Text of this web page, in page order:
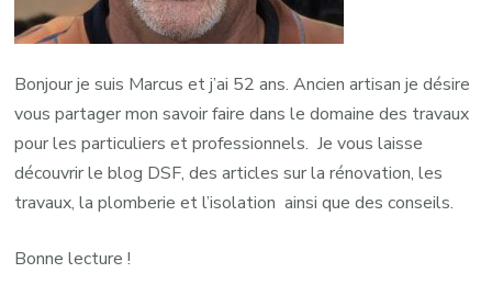
Bonjour je suis Marcus et j’ai 52 ans. Ancien artisan je désire
vous partager mon savoir faire dans le domaine des travaux
pour les particuliers et professionnels. Je vous laisse
découvrir le blog DSF, des articles sur la rénovation, les
travaux, la plomberie et l’isolation ainsi que des conseils.
Bonne lecture !